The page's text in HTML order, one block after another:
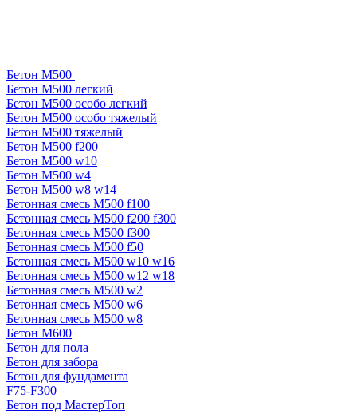
Бетон М500
Бетон М500 легкий
Бетон М500 особо легкий
Бетон М500 особо тяжелый
Бетон М500 тяжелый
Бетон М500 f200
Бетон М500 w10
Бетон М500 w4
Бетон М500 w8 w14
Бетонная смесь М500 f100
Бетонная смесь М500 f200 f300
Бетонная смесь М500 f300
Бетонная смесь М500 f50
Бетонная смесь М500 w10 w16
Бетонная смесь М500 w12 w18
Бетонная смесь М500 w2
Бетонная смесь М500 w6
Бетонная смесь М500 w8
Бетон М600
Бетон для пола
Бетон для забора
Бетон для фундамента
F75-F300
Бетон под МастерТоп